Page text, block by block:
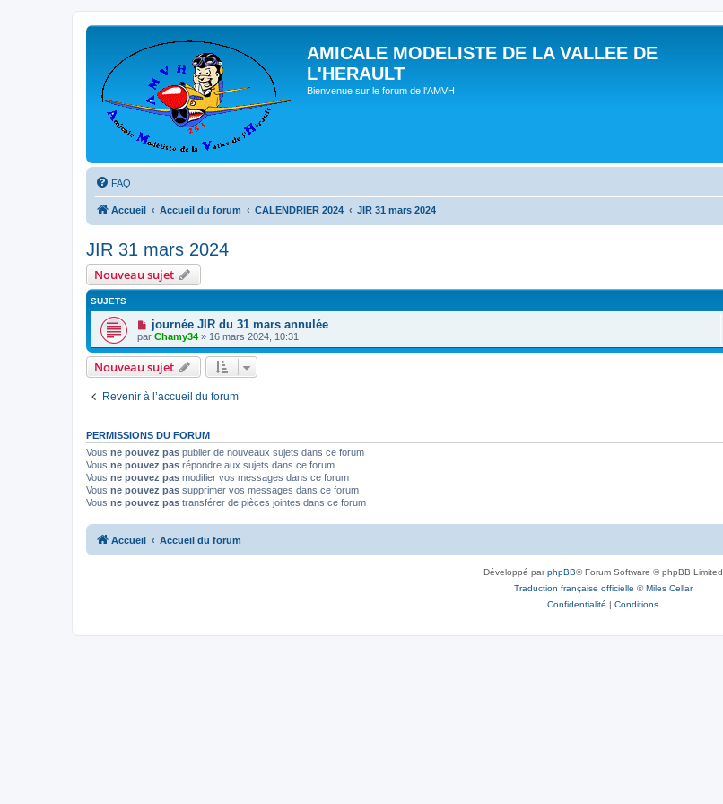
AMICALE MODELISTE DE LA VALLEE DE
L'HERAULT
Bienvenue sur le forum de l'AMVH
FAQ
Accueil Accueil du forum CALENDRIER 2024 JIR 31 mars 2024
JIR 31 mars 2024
Nouveau sujet
SUJETS
journée JIR du 31 mars annulée
par Chamy34 » 16 mars 2024, 10:31
Nouveau sujet
Revenir à l’accueil du forum
PERMISSIONS DU FORUM
Vous ne pouvez pas publier de nouveaux sujets dans ce forum
Vous ne pouvez pas répondre aux sujets dans ce forum
Vous ne pouvez pas modifier vos messages dans ce forum
Vous ne pouvez pas supprimer vos messages dans ce forum
Vous ne pouvez pas transférer de pièces jointes dans ce forum
Accueil Accueil du forum
Développé parphpBB® Forum Software © phpBB Limited
Traduction française officielle ©Miles Cellar
Confidentialité | Conditions